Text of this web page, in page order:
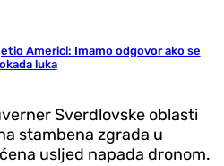
Americi: Imamo odgovor ako se
luka
Sverdlovske oblasti
stambena zgrada u
usljed napada dronom.